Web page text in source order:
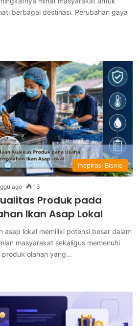
berbagai destinasi. Perubahan gaya
Inspirasi Bisnis
ago 13
Produk pada
Ikan Asap Lokal
asap lokal memiliki potensi besar dalam
masyarakat sekaligus memenuhi
olahan yang…